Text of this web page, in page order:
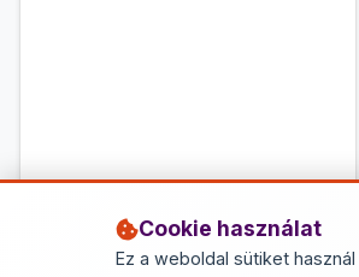
Cookie használat
Ez a weboldal sütiket